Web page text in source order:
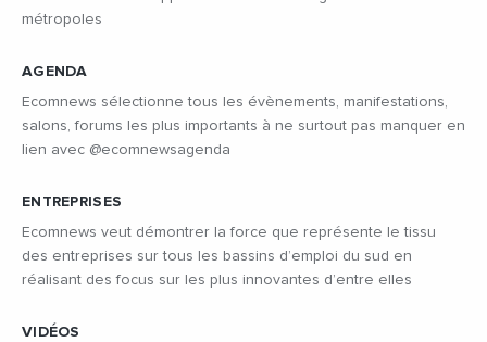
métropoles
AGENDA
Ecomnews sélectionne tous les évènements, manifestations,
salons, forums les plus importants à ne surtout pas manquer en
lien avec @ecomnewsagenda
ENTREPRISES
Ecomnews veut démontrer la force que représente le tissu
des entreprises sur tous les bassins d’emploi du sud en
réalisant des focus sur les plus innovantes d’entre elles
VIDÉOS